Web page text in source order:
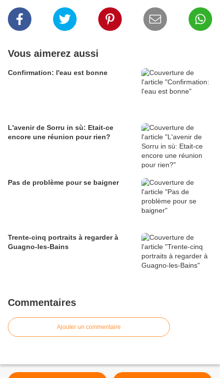
Vous aimerez aussi
Confirmation: l'eau est bonne
L'avenir de Sorru in sù: Etait-ce
encore une réunion pour rien?
Pas de problème pour se baigner
Trente-cinq portraits à regarder à
Guagno-les-Bains
Commentaires
Ajouter un commentaire